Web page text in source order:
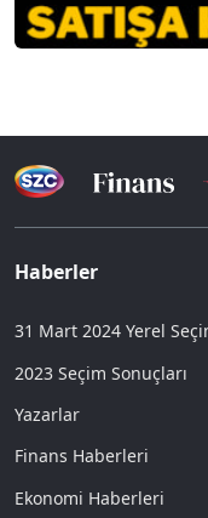
Haberler
31 Mart 2024 Yerel
2023 Seçim Sonuçları
Yazarlar
Finans Haberleri
Ekonomi Haberleri